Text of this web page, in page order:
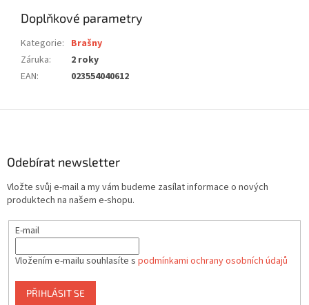
Doplňkové parametry
Kategorie: Brašny
Záruka:
2 roky
EAN: 023554040612
Odebírat newsletter
Vložte svůj e-mail a my vám budeme zasílat informace o nových
produktech na našem e-shopu.
E-mail
Vložením e-mailu souhlasíte s podmínkami ochrany osobních údajů
PŘIHLÁSIT SE